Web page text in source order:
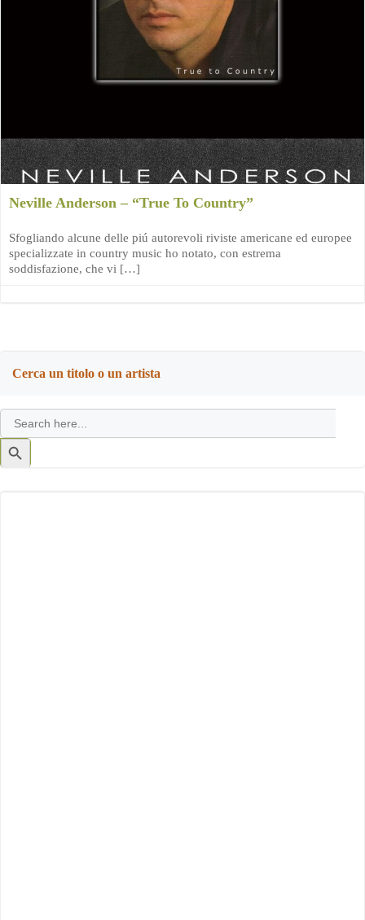
Neville Anderson – “True To Country”
Sfogliando alcune delle piú autorevoli riviste americane ed europee
specializzate in country music ho notato, con estrema
soddisfazione, che vi […]
Cerca un titolo o un artista
Search
for:
Search
Button